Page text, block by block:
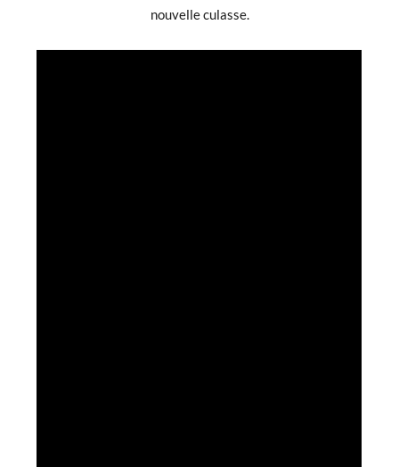
nouvelle culasse.